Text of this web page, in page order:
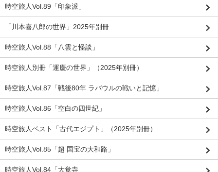
時空旅人Vol.89「印象派」
「川本喜八郎の世界」2025年別冊
時空旅人Vol.88「八雲と怪談」
時空旅人別冊「運慶の世界」（2025年別冊）
時空旅人Vol.87「戦後80年 ラバウルの戦いと記憶」
時空旅人Vol.86「空白の四世紀」
時空旅人ベスト「古代エジプト」（2025年別冊）
時空旅人Vol.85「超 国宝の大和路」
時空旅人Vol.84「大覚寺」